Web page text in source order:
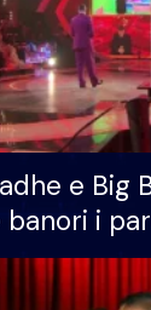
e Big
banori i
humb
e